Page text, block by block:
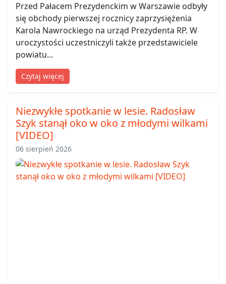
Przed Pałacem Prezydenckim w Warszawie odbyły
się obchody pierwszej rocznicy zaprzysiężenia
Karola Nawrockiego na urząd Prezydenta RP. W
uroczystości uczestniczyli także przedstawiciele
powiatu...
Czytaj więcej
Niezwykłe spotkanie w lesie. Radosław
Szyk stanął oko w oko z młodymi wilkami
[VIDEO]
06 sierpień 2026